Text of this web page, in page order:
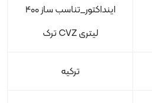
اینداکتور_تناسب ساز 400
لیتری CVZ ترک
ترکیه